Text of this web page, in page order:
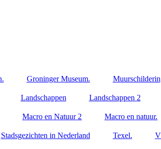
Groninger Museum.
Landschappen Landschappen 2
Macro en Natuur 2 Macro en natuur.
Stadsgezichten in Nederland Texel.